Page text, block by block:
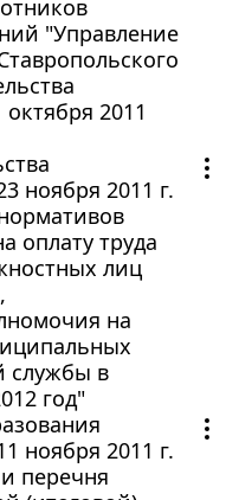
"Управление
2011
ноября 2011 г.
оплату труда
лиц
на
службы в
год"
ноября 2011 г.
перечня